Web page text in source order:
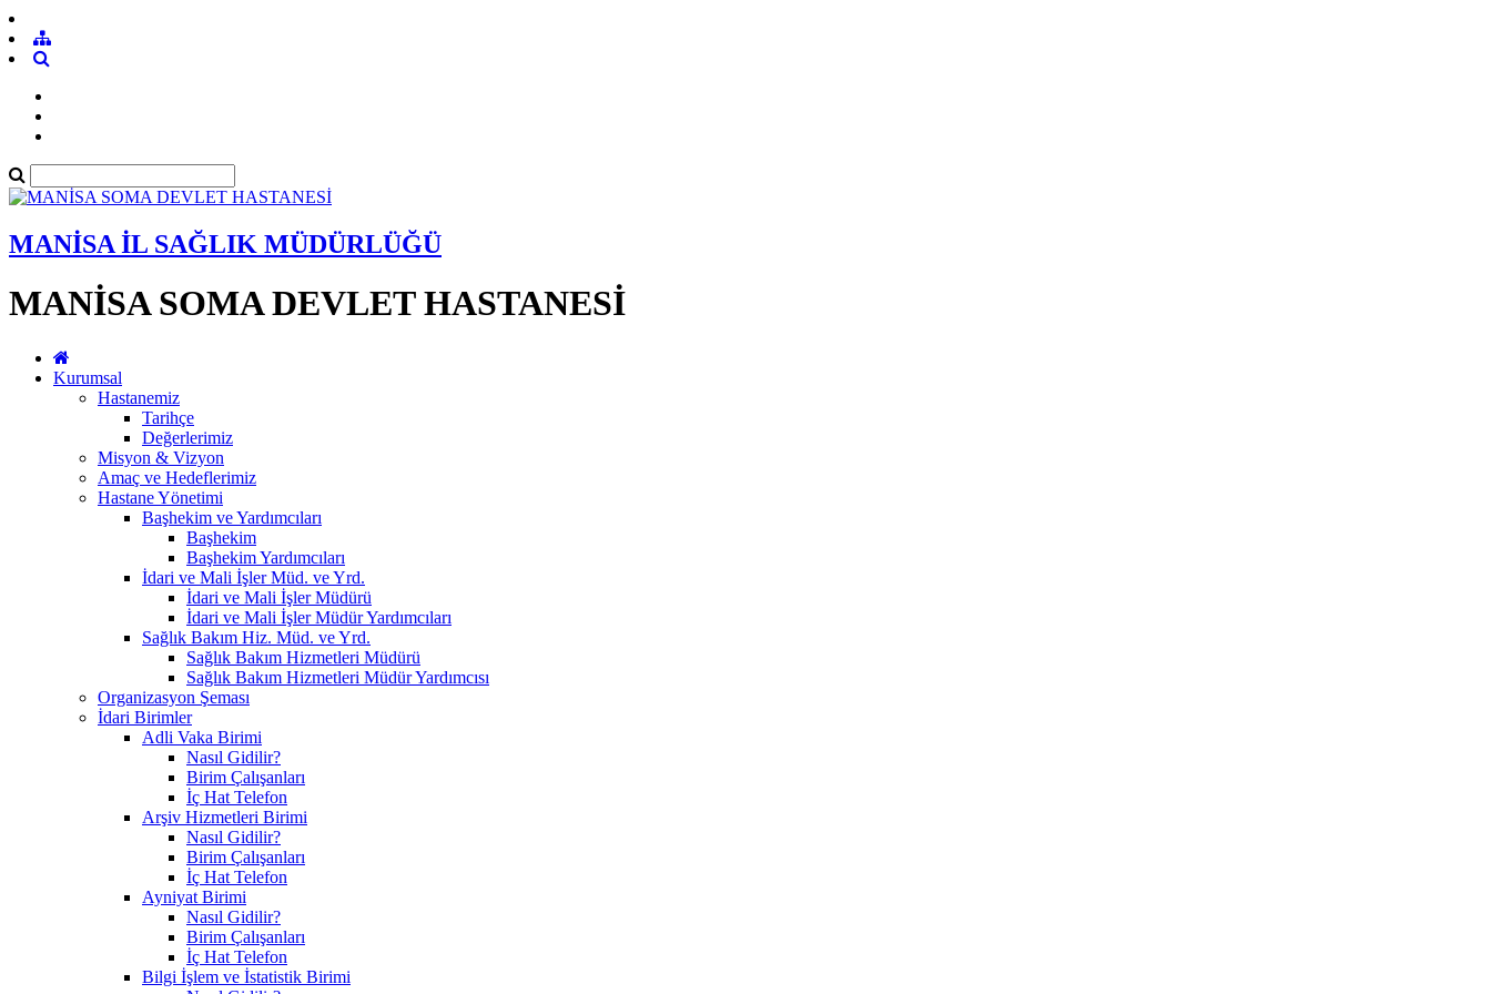
MANİSA İL SAĞLIK MÜDÜRLÜĞÜ
MANİSA SOMA DEVLET HASTANESİ
Kurumsal
Hastanemiz
Tarihçe
Değerlerimiz
Misyon & Vizyon
Amaç ve Hedeflerimiz
Hastane Yönetimi
Başhekim ve Yardımcıları
Başhekim
Başhekim Yardımcıları
İdari ve Mali İşler Müd. ve Yrd.
İdari ve Mali İşler Müdürü
İdari ve Mali İşler Müdür Yardımcıları
Sağlık Bakım Hiz. Müd. ve Yrd.
Sağlık Bakım Hizmetleri Müdürü
Sağlık Bakım Hizmetleri Müdür Yardımcısı
Organizasyon Şeması
İdari Birimler
Adli Vaka Birimi
Nasıl Gidilir?
Birim Çalışanları
İç Hat Telefon
Arşiv Hizmetleri Birimi
Nasıl Gidilir?
Birim Çalışanları
İç Hat Telefon
Ayniyat Birimi
Nasıl Gidilir?
Birim Çalışanları
İç Hat Telefon
Bilgi İşlem ve İstatistik Birimi